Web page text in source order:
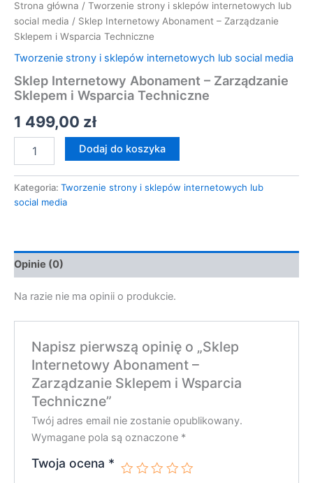
Strona główna / Tworzenie strony i sklepów internetowych lub
social media / Sklep Internetowy Abonament – Zarządzanie
Sklepem i Wsparcia Techniczne
Tworzenie strony i sklepów internetowych lub social media
Sklep Internetowy Abonament – Zarządzanie
Sklepem i Wsparcia Techniczne
1 499,00 zł
Dodaj do koszyka
Kategoria: Tworzenie strony i sklepów internetowych lub
social media
Opinie (0)
Na razie nie ma opinii o produkcie.
Napisz pierwszą opinię o „Sklep
Internetowy Abonament –
Zarządzanie Sklepem i Wsparcia
Techniczne”
Twój adres email nie zostanie opublikowany.
Wymagane pola są oznaczone *
Twoja ocena *